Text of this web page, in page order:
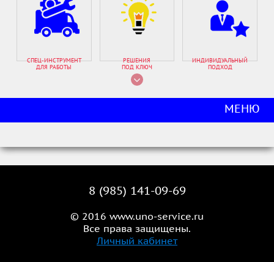
СПЕЦ-ИНСТРУМЕНТ
ДЛЯ РАБОТЫ
РЕШЕНИЯ
ПОД КЛЮЧ
ИНДИВИДУАЛЬНЫЙ
ПОДХОД
МЕНЮ
8 (985) 141-09-69
© 2016 www.uno-service.ru
Все права защищены.
Личный кабинет